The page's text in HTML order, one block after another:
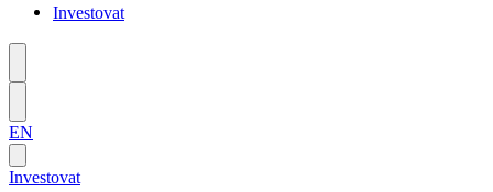
Investovat
EN
Investovat